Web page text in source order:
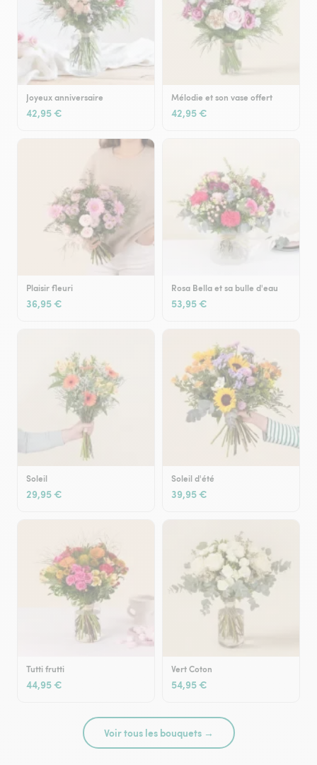
Joyeux anniversaire
42,95 €
Mélodie et son vase offert
42,95 €
Plaisir fleuri
36,95 €
Rosa Bella et sa bulle d'eau
53,95 €
Soleil
29,95 €
Soleil d'été
39,95 €
Tutti frutti
44,95 €
Vert Coton
54,95 €
Voir tous les bouquets →